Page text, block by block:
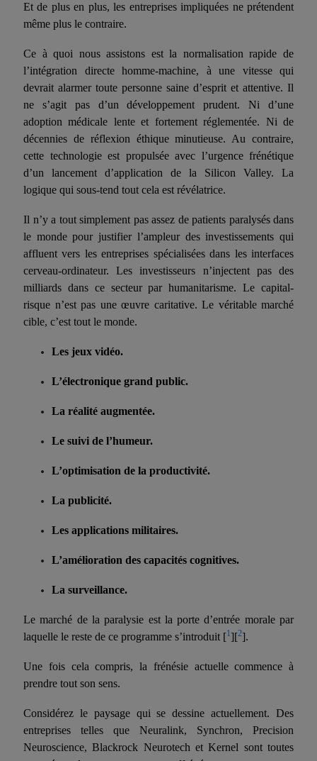
Et de plus en plus, les entreprises impliquées ne prétendent
même plus le contraire.
Ce à quoi nous assistons est la normalisation rapide de
l’intégration directe homme-machine, à une vitesse qui
devrait alarmer toute personne saine d’esprit et attentive. Il
ne s’agit pas d’un développement prudent. Ni d’une
adoption médicale lente et fortement réglementée. Ni de
décennies de réflexion éthique minutieuse. Au contraire,
cette technologie est propulséeavec l’urgence frénétique
d’un lancement d’application de la Silicon Valley. La
logique qui sous-tend tout cela est révélatrice.
Il n’y a tout simplement pas assez de patients paralysés dans
le monde pour justifier l’ampleur des investissements qui
affluent vers les entreprises spécialisées dans les interfaces
cerveau-ordinateur. Les investisseurs n’injectent pas des
milliards dans ce secteur par humanitarisme. Le capital-
risque n’est pas une œuvre caritative. Le véritable marché
cible, c’est tout le monde.
Les jeux vidéo.
L’électronique grand public.
La réalité augmentée.
Le suivi de l’humeur.
L’optimisation de la productivité.
La publicité.
Les applications militaires.
L’amélioration des capacités cognitives.
La surveillance.
Le marché de la paralysie est la porte d’entrée morale par
laquelle le reste de ce programme s’introduit [1][2].
Une fois cela compris, la frénésie actuelle commence à
prendre tout son sens.
Considérez le paysage qui se dessine actuellement. Des
entreprises telles que Neuralink, Synchron, Precision
Neuroscience, Blackrock Neurotech et Kernel sonttoutes